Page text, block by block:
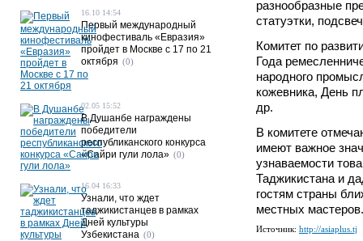
разнообразные
статуэтки,
Комитет по
Года
народного
кожевника, День
др.
В комитете
имеют важное
узнаваемости
Таджикистана и
гостям страны
местных мастеров.
Источник: http://asiaplus.tj
16.10 14:54
Первый международный
кинофестиваль «Евразия»
пройдет в Москве с 17 по 21
октября (0)
02.05 15:52
В Душанбе награждены
победители
республиканского конкурса
«Сайри гули лола» (0)
16.04 16:33
Узнали, что ждет
таджикистанцев в рамках
Дней культуры
Узбекистана (0)